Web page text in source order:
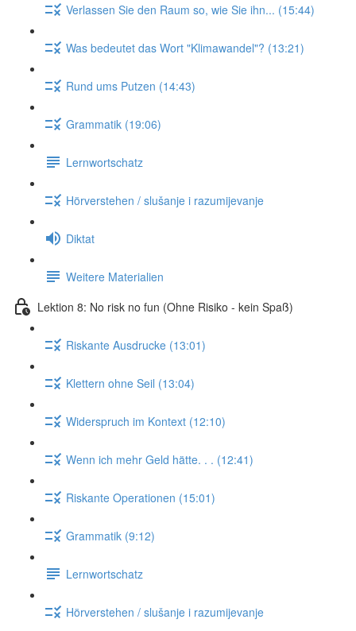
Verlassen Sie den Raum so, wie Sie ihn... (15:44)
Was bedeutet das Wort "Klimawandel"? (13:21)
Rund ums Putzen (14:43)
Grammatik (19:06)
Lernwortschatz
Hörverstehen / slušanje i razumijevanje
Diktat
Weitere Materialien
Lektion 8: No risk no fun (Ohne Risiko - kein Spaß)
Riskante Ausdrucke (13:01)
Klettern ohne Seil (13:04)
Widerspruch im Kontext (12:10)
Wenn ich mehr Geld hätte. . . (12:41)
Riskante Operationen (15:01)
Grammatik (9:12)
Lernwortschatz
Hörverstehen / slušanje i razumijevanje